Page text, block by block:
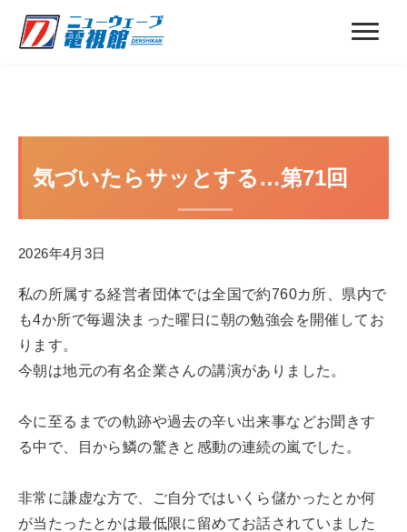
気づいたらサッとする…第71回
2026年4月3日
私の所属する経営者団体では全国で約760カ所、県内で
も4か所で毎週決まった曜日に朝の勉強会を開催してお
ります。
今朝は地元の有名企業さんの講演がありました。
今に至るまでの軌跡や過去の辛い出来事などお聞きす
る中で、目から鱗の驚きと感動の連続の嵐でした。
非常に謙虚な方で、ご自分ではいくら儲かったとか何
が当たったとかは最低限に留めてお話されていました